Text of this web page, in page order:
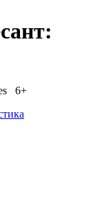
6+